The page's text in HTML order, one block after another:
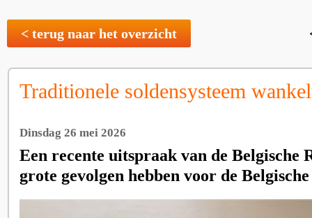
< terug naar het overzicht
Traditionele soldensysteem
Dinsdag 26 mei 2026
Een recente uitspraak van de Belgische
grote gevolgen hebben voor de